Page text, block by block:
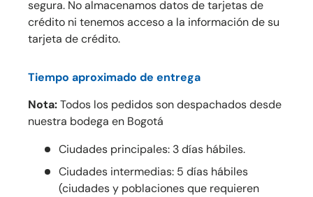
segura. No almacenamos datos de tarjetas de
crédito ni tenemos acceso a la información de su
tarjeta de crédito.
Tiempo aproximado de entrega
Nota:Todos los pedidos son despachados desde
nuestra bodega en Bogotá
Ciudades principales: 3 días hábiles.
Ciudades intermedias: 5 días hábiles
(ciudades y poblaciones que requieren